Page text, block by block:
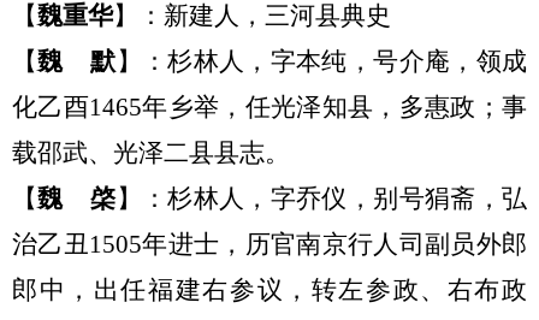
【魏重华】： 新建人，三河县典史
【魏 默】：杉林人，字本纯，号介庵，领成
化乙酉1465年 乡举，任光泽知县，多惠政；事
载邵武、光泽二县县志。
【魏 棨】：杉林人，字乔仪，别号狷斋，弘
治乙丑1505年进士，历官南京行人司副员外郎
郎中，出任福建右参议，转左参政、右布政